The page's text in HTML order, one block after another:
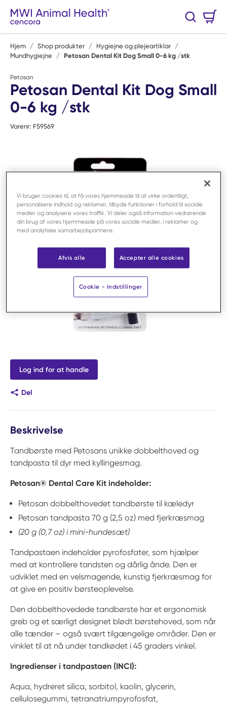
Spring til hovedindhold
Søg
Hjem / Shop produkter / Hygiejne og plejeartiklar /
Mundhygiejne
/ Petosan Dental Kit Dog Small 0-6 kg /stk
Petosan
Petosan Dental Kit Dog Small
0-6 kg /stk
Varenr: F59569
Log ind for at handle
Del
Beskrivelse
Tandbørste med Petosans unikke dobbelthoved og
tandpasta til dyr med kyllingesmag.
Petosan® Dental Care Kit indeholder:
Petosan dobbelthovedet tandbørste til kæledyr
Petosan tandpasta 70 g (2,5 oz) med fjerkræsmag
(20 g (0,7 oz) i mini-hundesæt)
Tandpastaen indeholder pyrofosfater, som hjælper
med at kontrollere tandsten og dårlig ånde. Den er
udviklet med en velsmagende, kunstig fjerkræsmag for
at give en positiv børsteoplevelse.
Den dobbelthovedede tandbørste har et ergonomisk
greb og et særligt designet blødt børstehoved, som når
alle tænder – også svært tilgængelige områder. Den er
vinklet til at nå under tandkødet i 45 graders vinkel.
Ingredienser i tandpastaen (INCI):
Aqua, hydreret silica, sorbitol, kaolin, glycerin,
cellulosegummi, tetranatriumpyrofosfat,
Vi bruger cookies til, at få vores hjemmeside til at virke ordentligt,
personalisere indhold og reklamer, tilbyde funktioner i forhold til sociale
medier og analysere vores traffik. Vi deler også information vedrørende
din brug af vores hjemmeside på vores sociale medier, i reklamer og
med analytiske samarbejdspartnere.
Afvis alle Accepter alle cookies
Cookie - indstillinger